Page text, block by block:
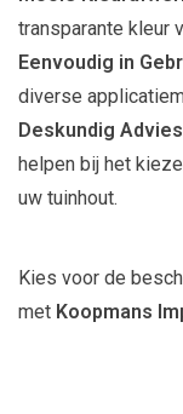
transparante kleur
Eenvoudig in
diverse
Deskundig
helpen bij het
uw tuinhout.
Kies voor de
met Koopmans